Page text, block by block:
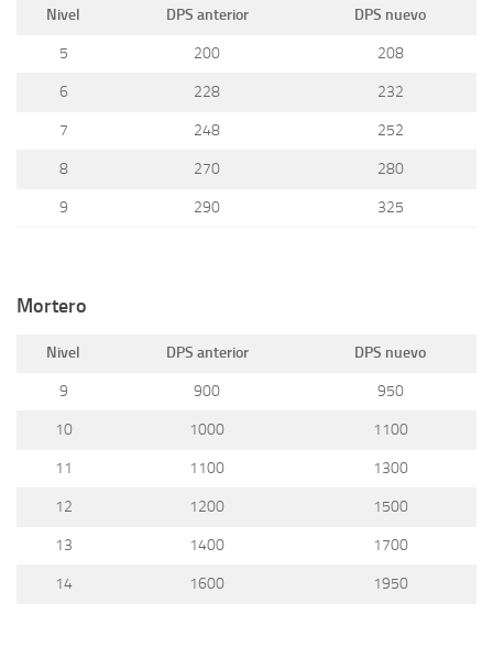
Nivel DPS anterior DPS nuevo
5 200 208
6 228 232
7 248 252
8 270 280
9 290 325
Mortero
Nivel DPS anterior DPS nuevo
9 900 950
10 1000 1100
11 1100 1300
12 1200 1500
13 1400 1700
14 1600 1950